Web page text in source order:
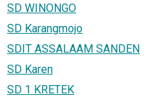
SD WINONGO
SD Karangmojo
SDIT ASSALAAM SANDEN
SD Karen
SD 1 KRETEK